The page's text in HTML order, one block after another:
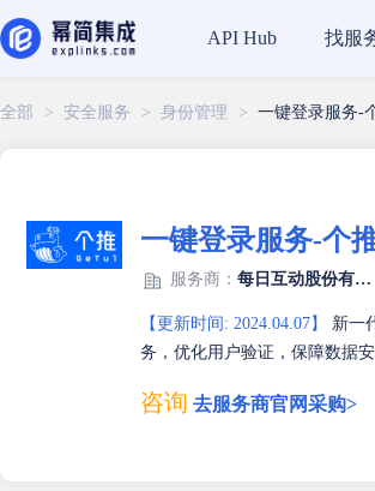
API Hub 找服
全部 > 安全服务 > 身份管理 > 一键登录服务-
一键登录服务-个
服务商： 每日互动股份有限公司
【更新时间: 2024.04.07】
新一
务，优化用户验证，保障数据
咨询 去服务商官网采购>